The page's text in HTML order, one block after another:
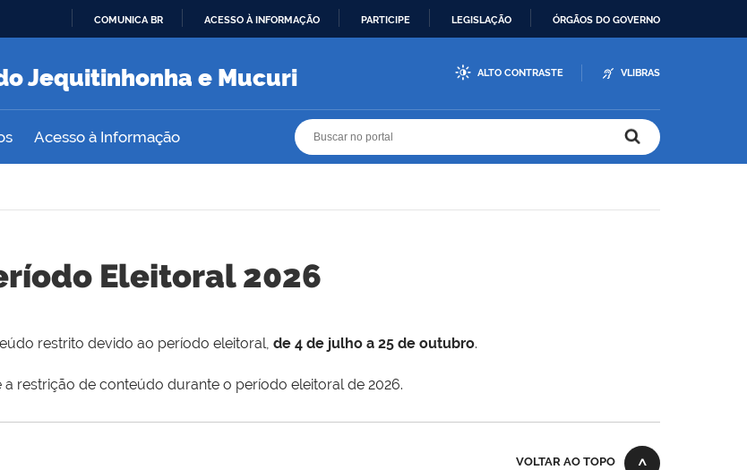
O
COMUNICA BR ACESSO À INFORMAÇÃO PARTICIPE LEGISLAÇÃO ÓRGÃOS DO GOVERNO
Jequitinhonha e Mucuri ALTO CONTRASTE VLIBRAS
Acesso à Informação
Eleitoral 2026
restrito devido ao período eleitoral, de 4 de julho a 25 de outubro.
a restrição de conteúdo durante o período eleitoral de 2026.
VOLTAR AO TOPO